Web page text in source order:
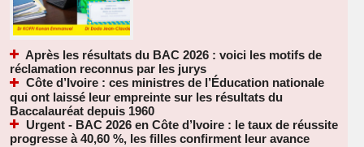
Après les résultats du BAC 2026 : voici les motifs de
réclamation reconnus par les jurys
Côte d’Ivoire : ces ministres de l’Éducation nationale
qui ont laissé leur empreinte sur les résultats du
Baccalauréat depuis 1960
Urgent - BAC 2026 en Côte d’Ivoire : le taux de réussite
progresse à 40,60 %, les filles confirment leur avance